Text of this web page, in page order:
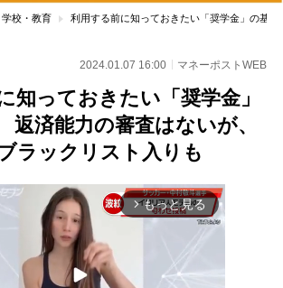
学校・教育 利用する前に知っておきたい「奨学金」の基
2024.01.07 16:00 マネーポストWEB
知っておきたい「奨学金」
済能力の審査はないが、
ラックリスト入りも
arrow_forward_ios もっと見る